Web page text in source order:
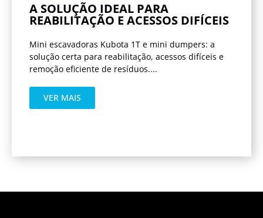
A SOLUÇÃO IDEAL PARA
REABILITAÇÃO E ACESSOS DIFÍCEIS
Mini escavadoras Kubota 1T e mini dumpers: a
solução certa para reabilitação, acessos difíceis e
remoção eficiente de resíduos....
VER MAIS